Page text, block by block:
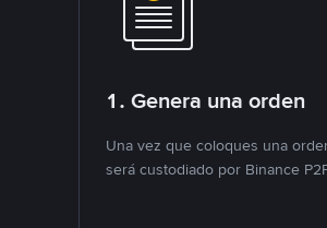
1. Genera una orden
Una vez que coloques una
será custodiado por Binance